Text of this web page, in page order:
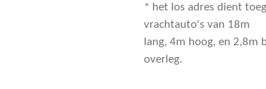
* het los adres dient
vrachtauto's van 18m
lang, 4m hoog, en 2,8m
overleg.